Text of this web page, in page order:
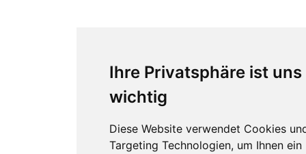
Ihre Privatsphäre ist uns
wichtig
Diese Website verwendet Cookies
Targeting Technologien, um Ihnen ein